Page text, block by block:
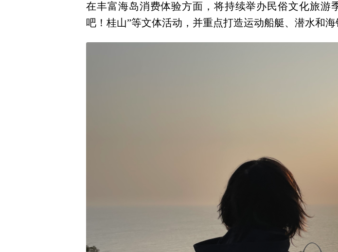
在丰富海岛消费体验方面，将持续举办民俗文化旅游
吧！桂山”等文体活动，并重点打造运动船艇、潜水和海